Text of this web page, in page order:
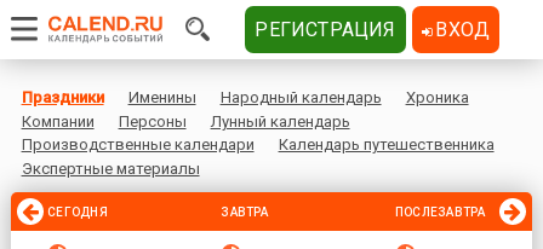
Праздники Именины Народный календарь
Хроника
Компании
Персоны
Лунный календарь
Производственные календари
Календарь путешественника
Экспертные материалы
СЕГОДНЯ ЗАВТРА ПОСЛЕЗАВТРА
РЕГИСТРАЦИЯ ВХОД